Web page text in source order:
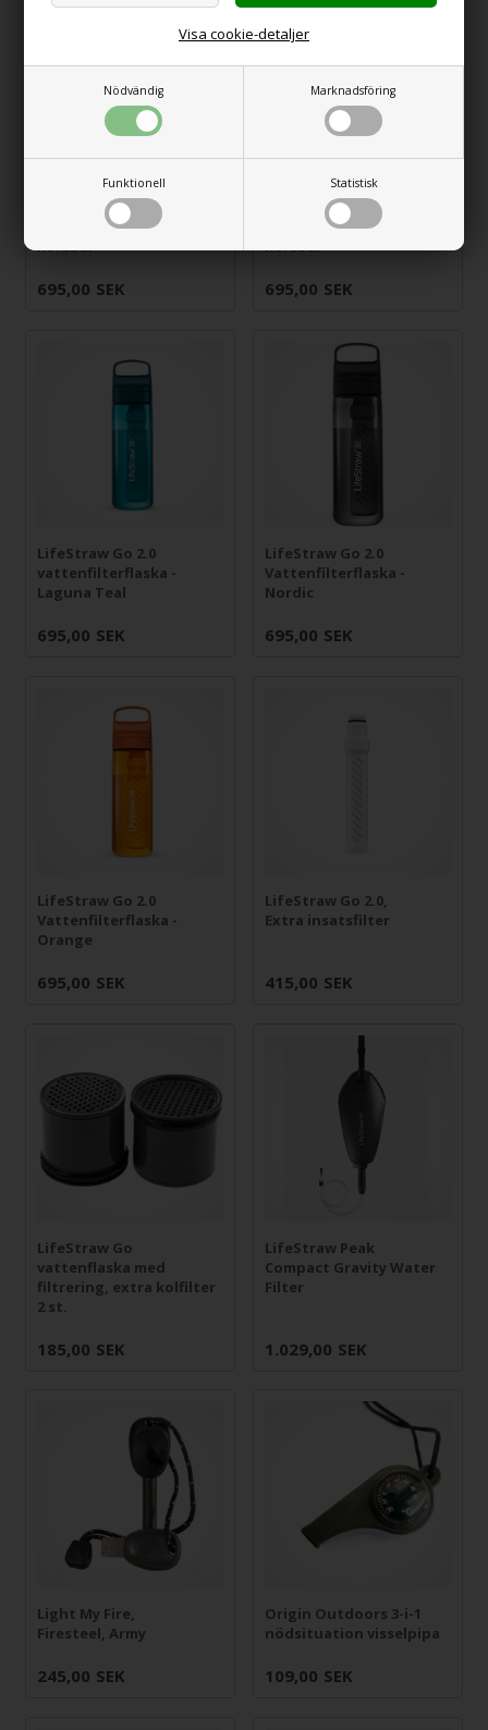
Nödvändig Marknadsföring
Funktionell Statistisk
Visa cookie-detaljer
LifeStraw Go 2.0
vattenfilterflaska -
körsbär
695,00 SEK
LifeStraw Go 2.0
vattenfilterflaska -
körsbär
695,00 SEK
LifeStraw Go 2.0
vattenfilterflaska -
Laguna Teal
695,00 SEK
LifeStraw Go 2.0
Vattenfilterflaska -
Nordic
695,00 SEK
LifeStraw Go 2.0
Vattenfilterflaska -
Orange
695,00 SEK
LifeStraw Go 2.0,
Extra insatsfilter
415,00 SEK
LifeStraw Go
vattenflaska med
filtrering, extra kolfilter
2 st.
185,00 SEK
LifeStraw Peak
Compact Gravity Water
Filter
1.029,00 SEK
Light My Fire,
Firesteel, Army
245,00 SEK
Origin Outdoors 3-i-1
nödsituation visselpipa
109,00 SEK